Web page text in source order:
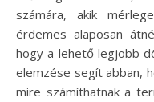
számára, akik
érdemes alaposan
hogy a lehető legjobb
elemzése segít abban,
mire számíthatnak a